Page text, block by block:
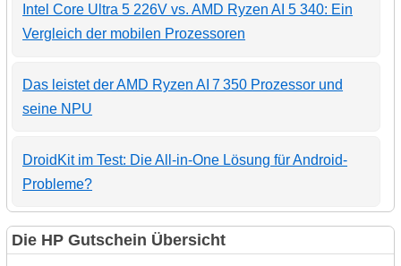
Intel Core Ultra 5 226V vs. AMD Ryzen AI 5 340: Ein
Vergleich der mobilen Prozessoren
Das leistet der AMD Ryzen AI 7 350 Prozessor und
seine NPU
DroidKit im Test: Die All-in-One Lösung für Android-
Probleme?
Die HP Gutschein Übersicht